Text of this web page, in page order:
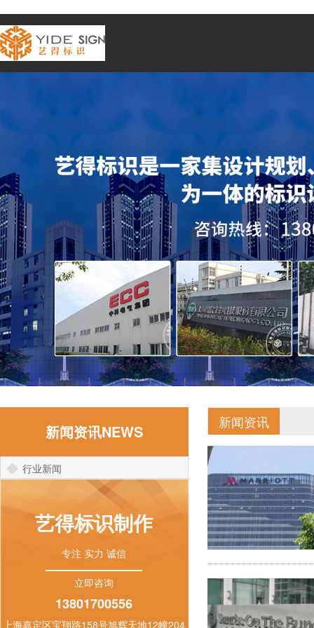
新闻资讯NEWS
行业新闻
艺得标识制作
专注 实力 诚信
立即咨询
13801700556
上海嘉定区宝翔路158号旭辉天地12幢204
新闻资讯